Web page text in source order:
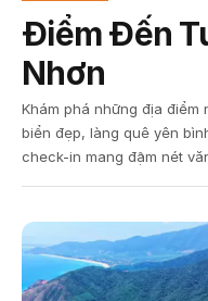
Điểm Đến
Nhơn
Khám phá những địa điểm
biển đẹp, làng quê yên
check-in mang đậm nét